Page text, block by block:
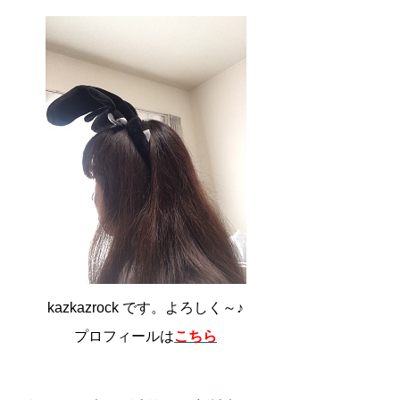
kazkazrock です。よろしく～♪
プロフィールはこちら